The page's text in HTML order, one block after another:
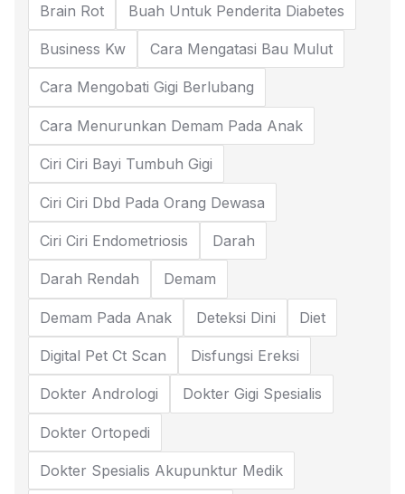
Brain Rot Buah Untuk Penderita Diabetes
Business Kw Cara Mengatasi Bau Mulut
Cara Mengobati Gigi Berlubang
Cara Menurunkan Demam Pada Anak
Ciri Ciri Bayi Tumbuh Gigi
Ciri Ciri Dbd Pada Orang Dewasa
Ciri Ciri Endometriosis Darah
Darah Rendah Demam
Demam Pada Anak Deteksi Dini Diet
Digital Pet Ct Scan Disfungsi Ereksi
Dokter Andrologi Dokter Gigi Spesialis
Dokter Ortopedi
Dokter Spesialis Akupunktur Medik